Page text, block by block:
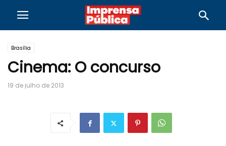
Brasília
Cinema: O concurso
19 de julho de 2013